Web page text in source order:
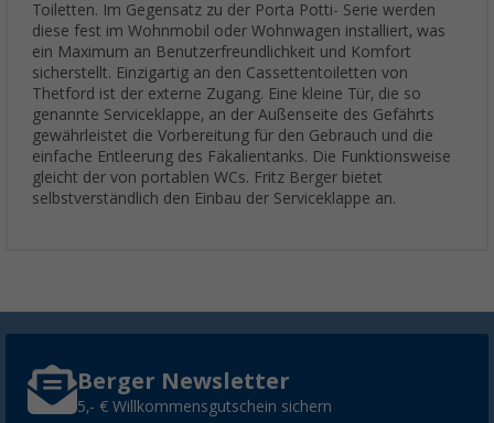
Toiletten. Im Gegensatz zu der Porta Potti- Serie werden
diese fest im Wohnmobil oder Wohnwagen installiert, was
ein Maximum an Benutzerfreundlichkeit und Komfort
sicherstellt. Einzigartig an den Cassettentoiletten von
Thetford ist der externe Zugang. Eine kleine Tür, die so
genannte Serviceklappe, an der Außenseite des Gefährts
gewährleistet die Vorbereitung für den Gebrauch und die
einfache Entleerung des Fäkalientanks. Die Funktionsweise
gleicht der von portablen WCs. Fritz Berger bietet
selbstverständlich den Einbau der Serviceklappe an.
Berger Newsletter
5,- € Willkommensgutschein sichern